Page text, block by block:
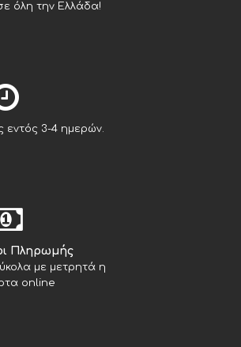
όλη την Ελλάδα!
εντός 3-4 ημερών.
Πληρωμής
με μετρητά η
online